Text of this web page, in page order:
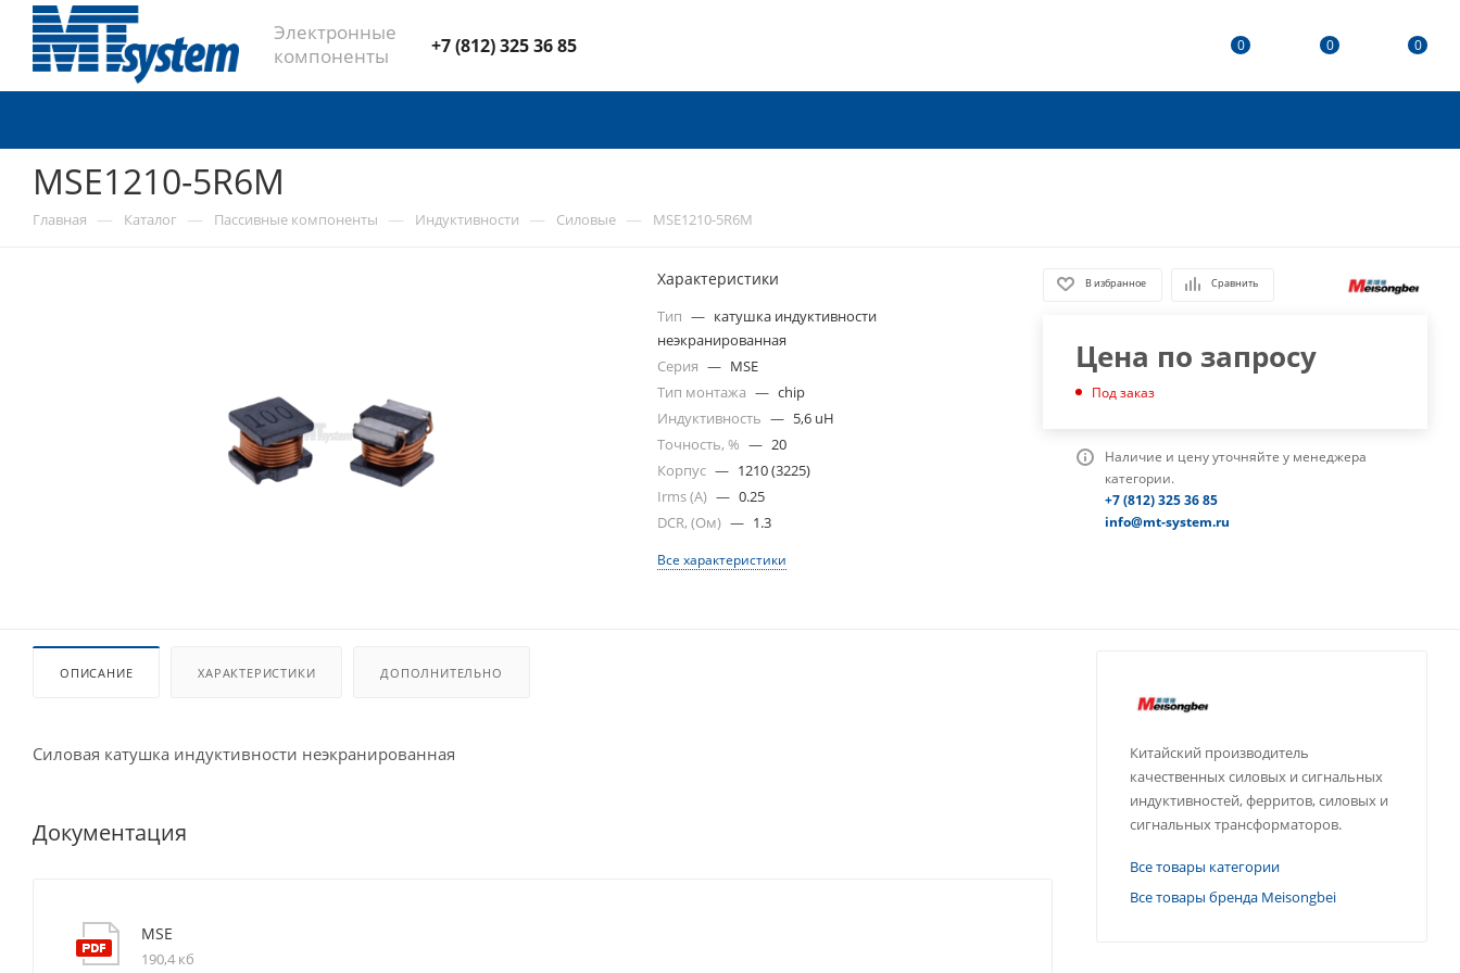
Электронные
компоненты
+7 (812) 325 36 85 0 0 0
MSE1210-5R6M
Главная — Каталог — Пассивные компоненты — Индуктивности — Силовые — MSE1210-5R6M
Характеристики
Тип — катушка индуктивности
неэкранированная
Серия — MSE
Тип монтажа — chip
Индуктивность — 5,6 uH
Точность, % — 20
Корпус — 1210 (3225)
Irms (A) — 0.25
DCR, (Ом) — 1.3
Все характеристики
В избранное Сравнить
Цена по запросу
Под заказ
Наличие и цену уточняйте у менеджера
категории.
+7 (812) 325 36 85
info@mt-system.ru
ОПИСАНИЕ ХАРАКТЕРИСТИКИ ДОПОЛНИТЕЛЬНО
Силовая катушка индуктивности неэкранированная
Документация
MSE
190,4 кб
Китайский производитель
качественных силовых и сигнальных
индуктивностей, ферритов, силовых и
сигнальных трансформаторов.
Все товары категории
Все товары бренда Meisongbei